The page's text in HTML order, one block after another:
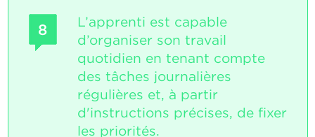
8
L’apprenti est capable
d’organiser son travail
quotidien en tenant compte
des tâches journalières
régulières et, à partir
d'instructions précises, de fixer
les priorités.